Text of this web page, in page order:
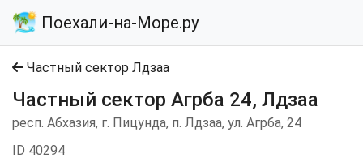
Поехали-на-Море.ру
Частный сектор Лдзаа
Частный сектор Агрба 24, Лдзаа
респ. Абхазия, г. Пицунда, п. Лдзаа, ул. Агрба, 24
ID 40294